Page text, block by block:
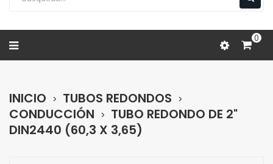
0
INICIO
TUBOS REDONDOS
CONDUCCIÓN
TUBO REDONDO DE 2"
DIN2440 (60,3 X 3,65)